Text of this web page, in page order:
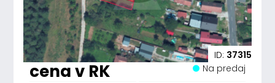
ID: 37315
cena v RK Na predaj